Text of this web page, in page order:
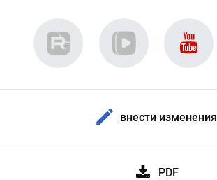
внести изменения
PDF